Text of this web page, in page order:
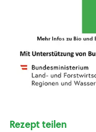
Rezept teilen